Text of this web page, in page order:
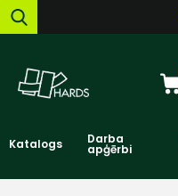
Katalogs Darba
apģērbi